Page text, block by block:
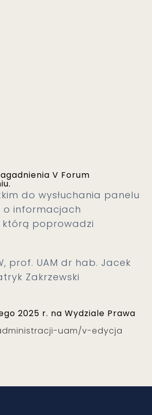
V Forum
do wysłuchania panelu
o informacjach
którą poprowadzi
prof. UAM dr hab. Jacek
Zakrzewski
2025 r. na Wydziale Prawa
uam/v-edycja